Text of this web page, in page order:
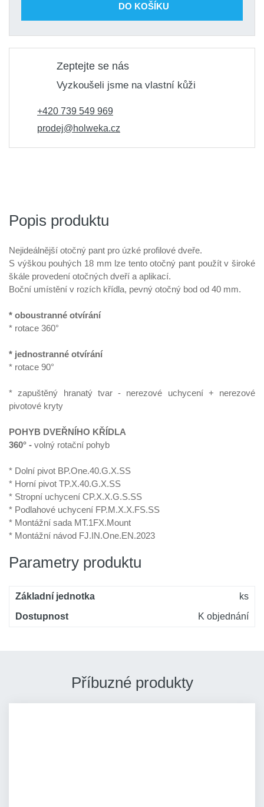
DO KOŠÍKU
Zeptejte se nás
Vyzkoušeli jsme na vlastní kůži
+420 739 549 969
prodej@holweka.cz
Popis produktu
Nejideálnější otočný pant pro úzké profilové dveře.
S výškou pouhých 18 mm lze tento otočný pant použít v široké
škále provedení otočných dveří a aplikací.
Boční umístění v rozích křídla, pevný otočný bod od 40 mm.
* oboustranné otvírání
* rotace 360°
* jednostranné otvírání
* rotace 90°
* zapuštěný hranatý tvar - nerezové uchycení + nerezové
pivotové kryty
POHYB DVEŘNÍHO KŘÍDLA
360° - volný rotační pohyb
* Dolní pivot BP.One.40.G.X.SS
* Horní pivot TP.X.40.G.X.SS
* Stropní uchycení CP.X.X.G.S.SS
* Podlahové uchycení FP.M.X.X.FS.SS
* Montážní sada MT.1FX.Mount
* Montážní návod FJ.IN.One.EN.2023
Parametry produktu
Základní jednotka
ks
Dostupnost
K objednání
Příbuzné produkty